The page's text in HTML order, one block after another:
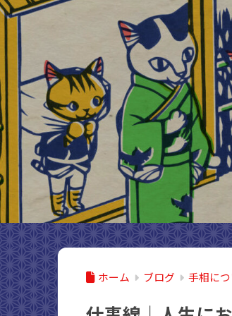
ホーム ブログ 手相に